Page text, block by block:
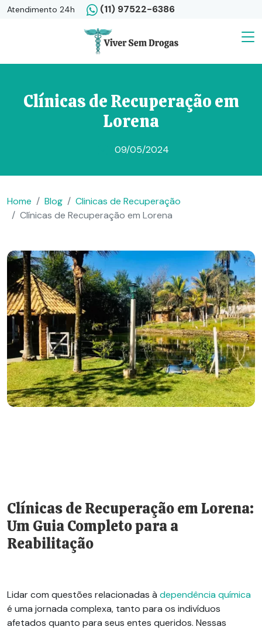
Atendimento 24h (11) 97522-6386
Clínicas de Recuperação em
Lorena
09/05/2024
Home Blog
Clinicas de Recuperação
Clínicas de Recuperação em Lorena
Clínicas de Recuperação em Lorena:
Um Guia Completo para a
Reabilitação
Lidar com questões relacionadas à dependência química
é uma jornada complexa, tanto para os indivíduos
afetados quanto para seus entes queridos. Nessas